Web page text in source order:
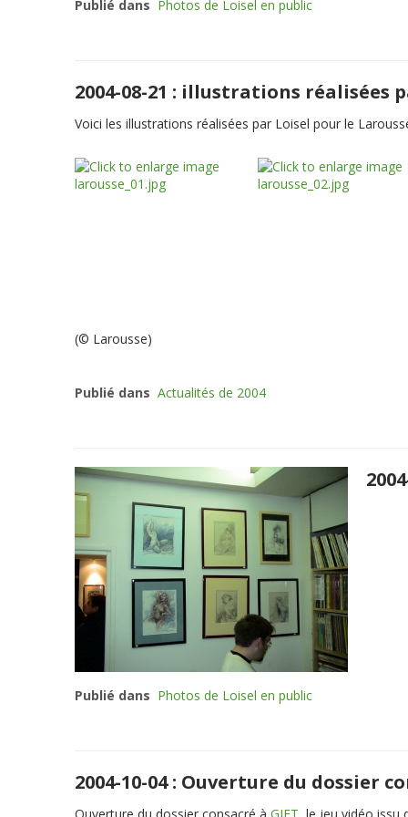
Publié dans Photos de Loisel en public
2004-08-21 : illustrations réalisées
Voici les illustrations réalisées par Loisel pour le
(© Larousse)
Publié dans Actualités de 2004
Publié dans Photos de Loisel en public
2004-10-04 : Ouverture du dossier